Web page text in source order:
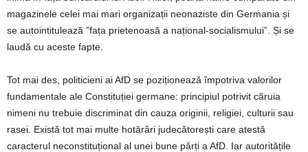
magazinele celei mai mari organizații neonaziste din Germania și
se autointitulează ”fața prietenoasă a național-socialismului”. Și se
laudă cu aceste fapte.
Tot mai des, politicieni ai AfD se poziționează împotriva valorilor
fundamentale ale Constituției germane: principiul potrivit căruia
nimeni nu trebuie discriminat din cauza originii, religiei, culturii sau
rasei. Există tot mai multe hotărâri judecătorești care atestă
caracterul neconstituțional al unei bune părți a AfD. Iar autoritățile